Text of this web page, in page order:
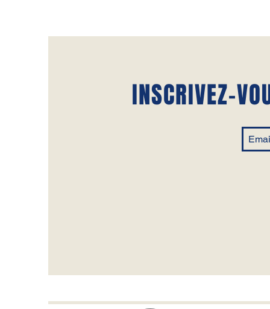
INSCRIVEZ-